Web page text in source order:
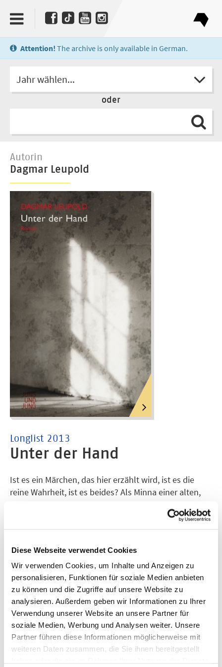
Diese Webseite verwendet Cookies
Wir verwenden Cookies, um Inhalte und Anzeigen zu
personalisieren, Funktionen für soziale Medien anbieten
zu können und die Zugriffe auf unsere Website zu
analysieren. Außerdem geben wir Informationen zu Ihrer
Verwendung unserer Website an unsere Partner für
soziale Medien, Werbung und Analysen weiter. Unsere
Partner führen diese Informationen möglicherweise mit
weiteren Daten zusammen, die Sie ihnen bereitgestellt
Attention! The archive is only available in German.
Jahr wählen...
oder
Autorin
Dagmar Leupold
Longlist 2013
Unter der Hand
Ist es ein Märchen, das hier erzählt wird, ist es die
reine Wahrheit, ist es beides? Als Minna einer alten,
beginnt sich ein Beziehungskarussell zu drehen, bei
dem Vergangenheit und Gegenwart
früherer und ferner Zeiten sich ins heutige München
mischt. Einmal mehr zeigt sich, dass das Leben ein
Kreislauf aus Geburt und Tod ist. Als Frühchen ist
Minna auf die Welt gekommen, und auch ihr Ende, ob
wahr oder erfunden, lässt nicht allzu lange auf sich
warten. In aller Abgründigkeit führt "UnterderHand"
nach Utopia und wieder zurück. An ein Ziel, das es
wirklich gibt: Schwarzort.
Verlag
2013